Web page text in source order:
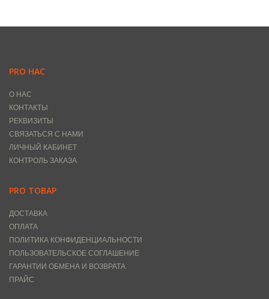
PRO НАС
О НАС
КОНТАКТЫ
РЕКВИЗИТЫ
СВЯЗАТЬСЯ С НАМИ
ЛИЧНЫЙ КАБИНЕТ
КОНТРОЛЬ ЗАКАЗА
PRO ТОВАР
ДОСТАВКА
ОПЛАТА
ПОЛИТИКА КОНФИДЕНЦИАЛЬНОСТИ
ПОЛЬЗОВАТЕЛЬСКОЕ СОГЛАШЕНИЕ
ГАРАНТИИ ОБМЕНА И ВОЗВРАТА
ПРАЙС